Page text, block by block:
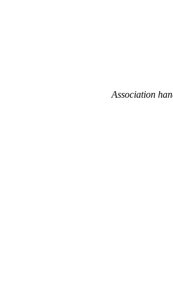
Association